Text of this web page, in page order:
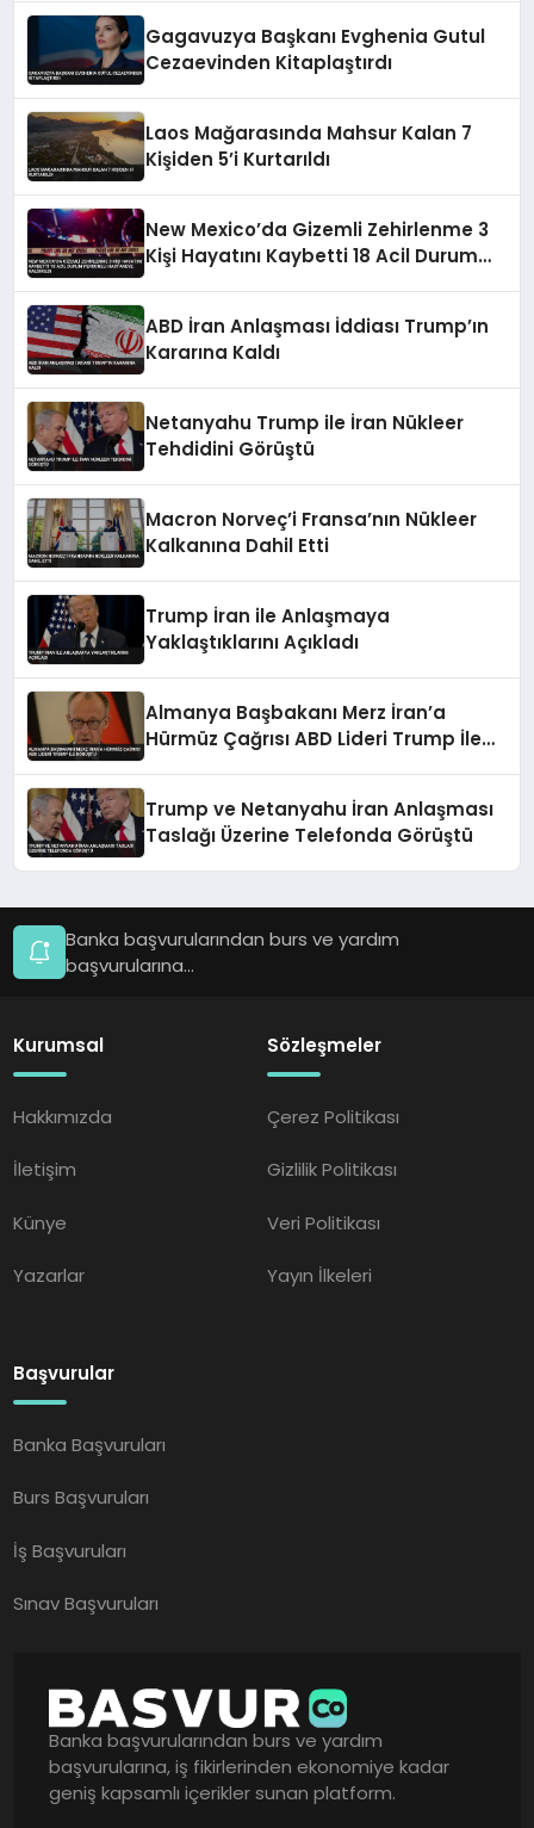
Gagavuzya Başkanı Evghenia Gutul
Cezaevinden Kitaplaştırdı
Laos Mağarasında Mahsur Kalan 7
Kişiden 5’i Kurtarıldı
New Mexico’da Gizemli Zehirlenme 3
Kişi Hayatını Kaybetti 18 Acil Durum
ABD İran Anlaşması İddiası Trump’ın
Kararına Kaldı
Netanyahu Trump ile İran Nükleer
Tehdidini Görüştü
Macron Norveç’i Fransa’nın Nükleer
Kalkanına Dahil Etti
Trump İran ile Anlaşmaya
Yaklaştıklarını Açıkladı
Almanya Başbakanı Merz İran’a
Hürmüz Çağrısı ABD Lideri Trump İle
Trump ve Netanyahu İran Anlaşması
Taslağı Üzerine Telefonda Görüştü
Banka başvurularından burs ve yardım
başvurularına...
Kurumsal
Hakkımızda
İletişim
Künye
Yazarlar
Sözleşmeler
Çerez Politikası
Gizlilik Politikası
Veri Politikası
Yayın İlkeleri
Başvurular
Banka Başvuruları
Burs Başvuruları
İş Başvuruları
Sınav Başvuruları
Banka başvurularından burs ve yardım
başvurularına, iş fikirlerinden ekonomiye kadar
geniş kapsamlı içerikler sunan platform.